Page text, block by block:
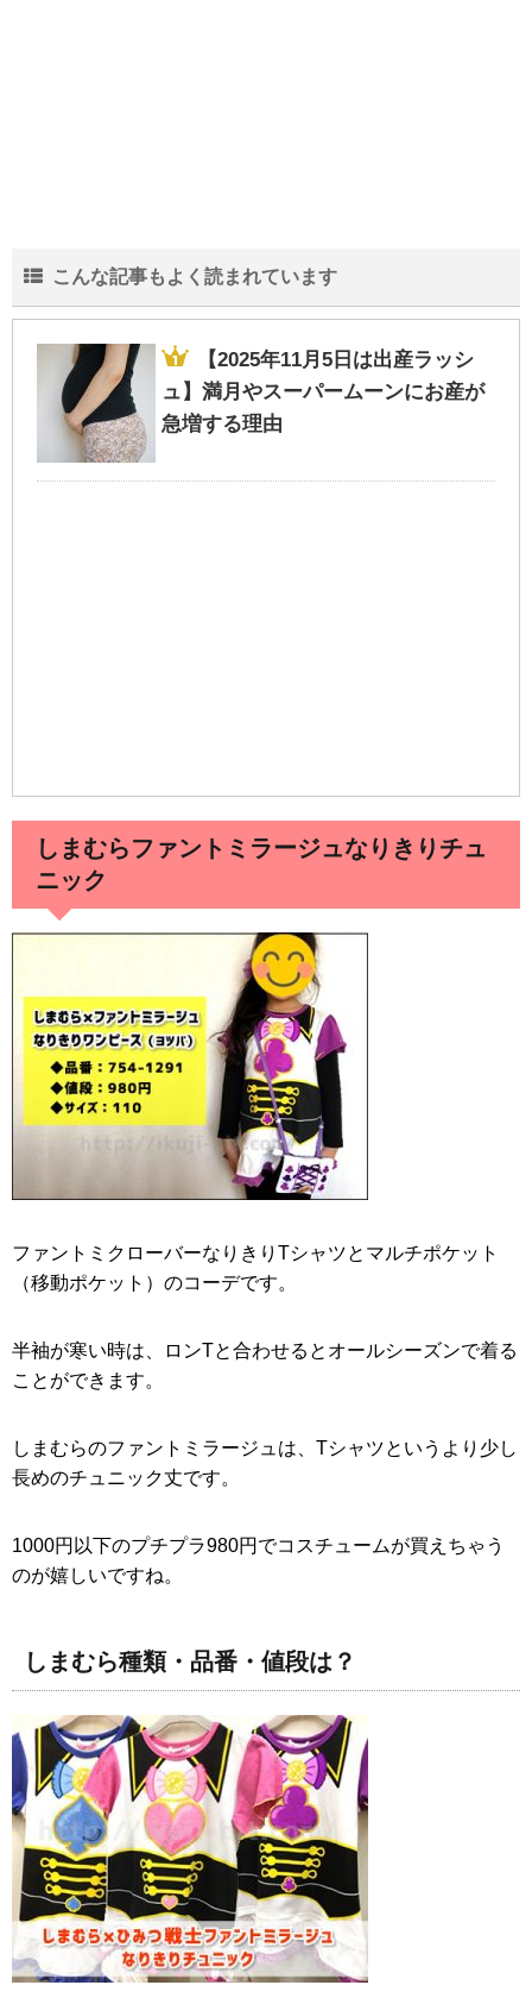
【2020年西松屋冬物セール】いつから？99
円底値の時期-最新情報
とめ
「赤ちゃんの部屋」に100均ダイソー記事を
寄稿しました！
こんな記事もよく読まれています
【2025年11月5日は出産ラッシ
ュ】満月やスーパームーンにお産が
急増する理由
しまむらファントミラージュなりきりチュ
ニック
ファントミクローバーなりきりTシャツとマルチポケット
（移動ポケット）のコーデです。
半袖が寒い時は、ロンTと合わせるとオールシーズンで着る
ことができます。
しまむらのファントミラージュは、Tシャツというより少し
長めのチュニック丈です。
1000円以下のプチプラ980円でコスチュームが買えちゃう
のが嬉しいですね。
しまむら種類・品番・値段は？